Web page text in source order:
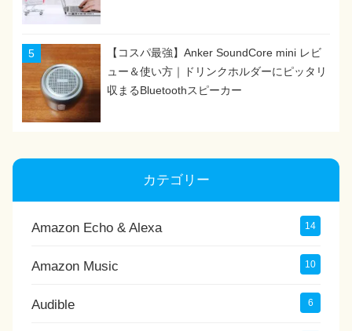
【コスパ最強】Anker SoundCore mini レビ
ュー＆使い方｜ドリンクホルダーにピッタリ
収まるBluetoothスピーカー
カテゴリー
Amazon Echo & Alexa 14
Amazon Music 10
Audible 6